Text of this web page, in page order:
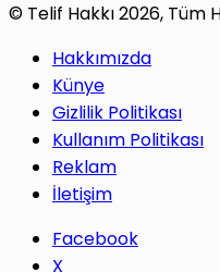
© Telif Hakkı 2026, Tüm
Hakkımızda
Künye
Gizlilik Politikası
Kullanım Politikası
Reklam
İletişim
Facebook
X